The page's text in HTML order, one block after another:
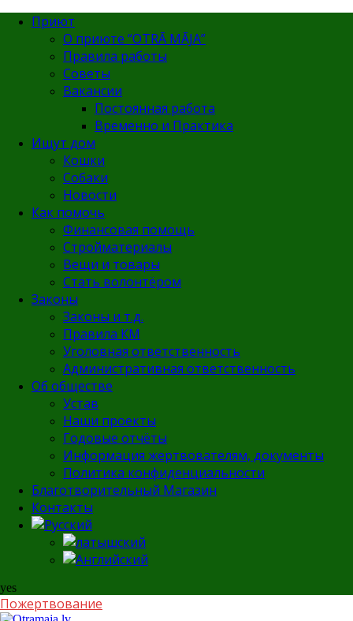
Приют
О приюте “OTRĀ MĀJA”
Правила работы
Советы
Вакансии
Постоянная работа
Временно и Практика
Ищут дом
Кошки
Собаки
Новости
Как помочь
Финансовая помощь
Стройматериалы
Вещи и товары
Стать волонтёром
Законы
Законы и т.д.
Правила КМ
Уголовная ответственность
Административная ответственность
Об обществе
Устав
Наши проекты
Годовые отчёты
Информация жертвователям, документы
Политика конфиденциальности
Благотворительный Магазин
Контакты
yes
Пожертвование